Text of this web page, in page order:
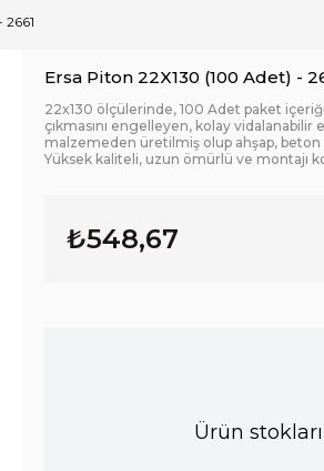
Ersa Piton 22X130 (100 Adet) -
22x130 ölçülerinde, 100 Adet paket
çıkmasını engelleyen, kolay vidalanabilir
malzemeden üretilmiş olup ahşap,
Yüksek kaliteli, uzun ömürlü ve montajı
₺548,67
Ürün